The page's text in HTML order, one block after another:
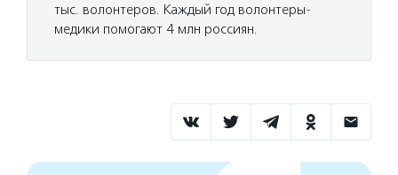
тыс. волонтеров. Каждый год волонтеры-
медики помогают 4 млн россиян.